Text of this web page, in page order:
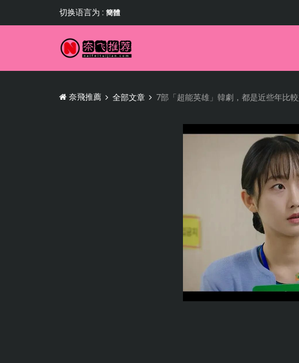
切换语言为 : 簡體
奈飛推薦 全部文章 7部「超能英雄」韓劇，都是近些年比